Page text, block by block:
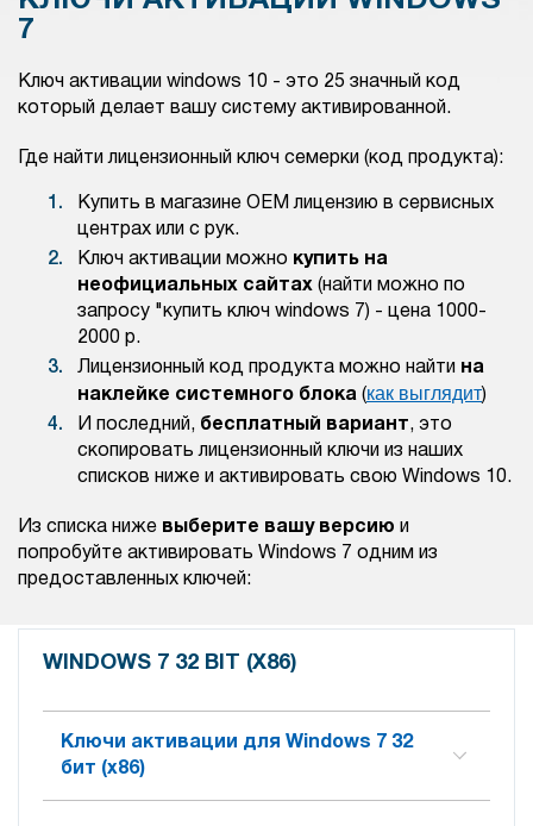
7
Ключ активации windows 10 - это 25 значный код
который делает вашу систему активированной.
Где найти лицензионный ключ семерки (код продукта):
Купить в магазине ОЕМ лицензию в сервисных
центрах или с рук.
Ключ активации можно купить на
неофициальных сайтах (найти можно по
запросу "купить ключ windows 7) - цена 1000-
2000 р.
Лицензионный код продукта можно найти
на
наклейке системного блока (как выглядит)
И последний, бесплатный вариант, это
скопировать лицензионный ключи из наших
списков ниже и активировать свою Windows 10.
Из списка ниже выберите вашу версию и
попробуйте активировать Windows 7 одним из
предоставленных ключей:
WINDOWS 7 32 BIT (X86)
Ключи активации для Windows 7 32
бит (x86)